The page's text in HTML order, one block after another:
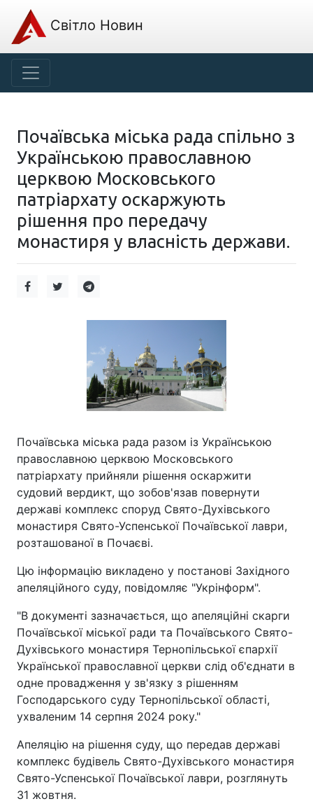
Світло Новин
Почаївська міська рада спільно з
Українською православною
церквою Московського
патріархату оскаржують
рішення про передачу
монастиря у власність держави.
Почаївська міська рада разом із Українською
православною церквою Московського
патріархату прийняли рішення оскаржити
судовий вердикт, що зобов'язав повернути
державі комплекс споруд Свято-Духівського
монастиря Свято-Успенської Почаївської лаври,
розташованої в Почаєві.
Цю інформацію викладено у постанові Західного
апеляційного суду, повідомляє "Укрінформ".
"В документі зазначається, що апеляційні скарги
Почаївської міської ради та Почаївського Свято-
Духівського монастиря Тернопільської єпархії
Української православної церкви слід об'єднати в
одне провадження у зв'язку з рішенням
Господарського суду Тернопільської області,
ухваленим 14 серпня 2024 року."
Апеляцію на рішення суду, що передав державі
комплекс будівель Свято-Духівського монастиря
Свято-Успенської Почаївської лаври, розглянуть
31 жовтня.